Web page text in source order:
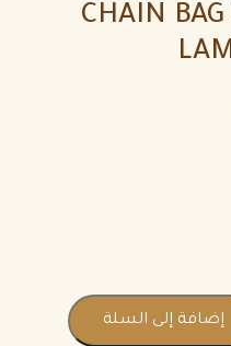
CHAIN
إضافة إلى السلة